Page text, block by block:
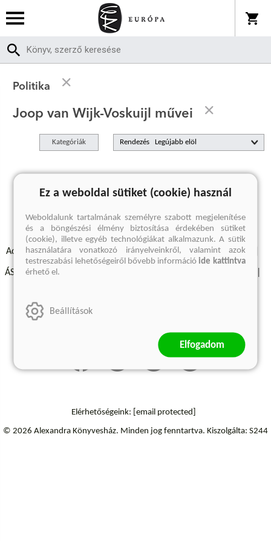
Politika
Joop van Wijk-Voskuijl művei
Kategóriák Rendezés
A keresett kifejezésre nincs találat
Adatvédelmi szabályzatok Elállási felmondási nyilatkozat
ÁSZF - Vásárlási feltételek
Elérhetőségeink: [email protected]
© 2026 Alexandra Könyvesház. Minden jog fenntartva. Kiszolgálta: S244
Ez a weboldal sütiket (cookie) használ
Weboldalunk tartalmának személyre szabott megjelenítése
és a böngészési élmény biztosítása érdekében sütiket
(cookie), illetve egyéb technológiákat alkalmazunk. A sütik
használatára vonatkozó irányelveinkről, valamint azok
testreszabási lehetőségeiről bővebb információide kattintva
érhető el.
Beállítások
Elfogadom